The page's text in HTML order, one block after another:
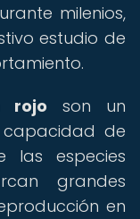
milenios,
estudio de
rojo son un
de
las especies
grandes
en